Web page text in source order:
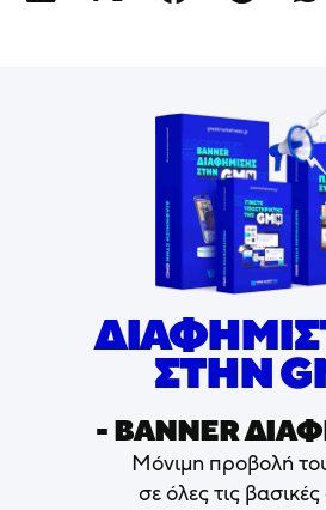
ΣΤΗΝ
- ΒΑNNER
Μόνιμη προβολή
σε όλες τις βασικές